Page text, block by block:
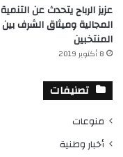
عزيز الرباح يتحدث عن التنمية
المجالية وميثاق الشرف بين
المنتخبين
8 أكتوبر 2019
تصنيفات
منوعات
أخبار وطنية